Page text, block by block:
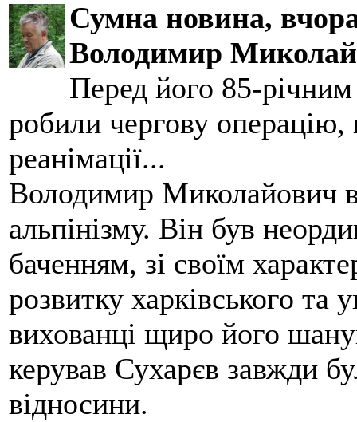
Сумна новина,
Володимир
Перед його 85-
робили чергову операцію,
реанімації...
Володимир Миколайович
альпінізму. Він був
баченням, зі своїм
розвитку харківського та
вихованці щиро його
керував Сухарєв завжди
відносини.